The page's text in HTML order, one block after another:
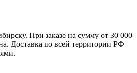
При заказе на сумму от 30 000
Доставка по всей территории РФ